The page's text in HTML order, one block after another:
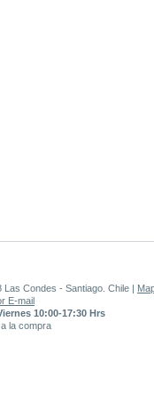
Condes - Santiago. Chile |
E-mail
10:00-17:30 Hrs
la compra